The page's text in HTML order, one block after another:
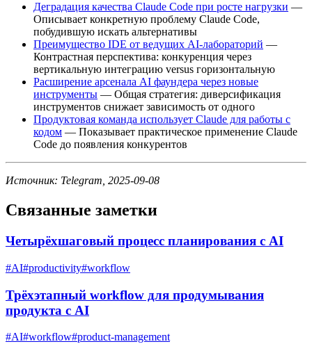
Деградация качества Claude Code при росте нагрузки —
Описывает конкретную проблему Claude Code,
побудившую искать альтернативы
Преимущество IDE от ведущих AI-лабораторий —
Контрастная перспектива: конкуренция через
вертикальную интеграцию versus горизонтальную
Расширение арсенала AI фаундера через новые
инструменты — Общая стратегия: диверсификация
инструментов снижает зависимость от одного
Продуктовая команда использует Claude для работы с
кодом — Показывает практическое применение Claude
Code до появления конкурентов
Источник: Telegram, 2025-09-08
Связанные заметки
Четырёхшаговый процесс планирования с AI
#AI#productivity#workflow
Трёхэтапный workflow для продумывания
продукта с AI
#AI#workflow#product-management